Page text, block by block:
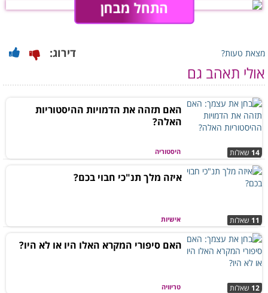
התחל מבחן
מצאת טעות? דירוג:
אולי תאהב גם
היסטוריה 14 שאלות
האם תזהה את הדמויות ההיסטוריות
האלה?
אישיות 11 שאלות
איזה מלך תנ"כי חבוי בכם?
טריוויה 12 שאלות
האם סיפורי המקרא האלו היו או לא היו?